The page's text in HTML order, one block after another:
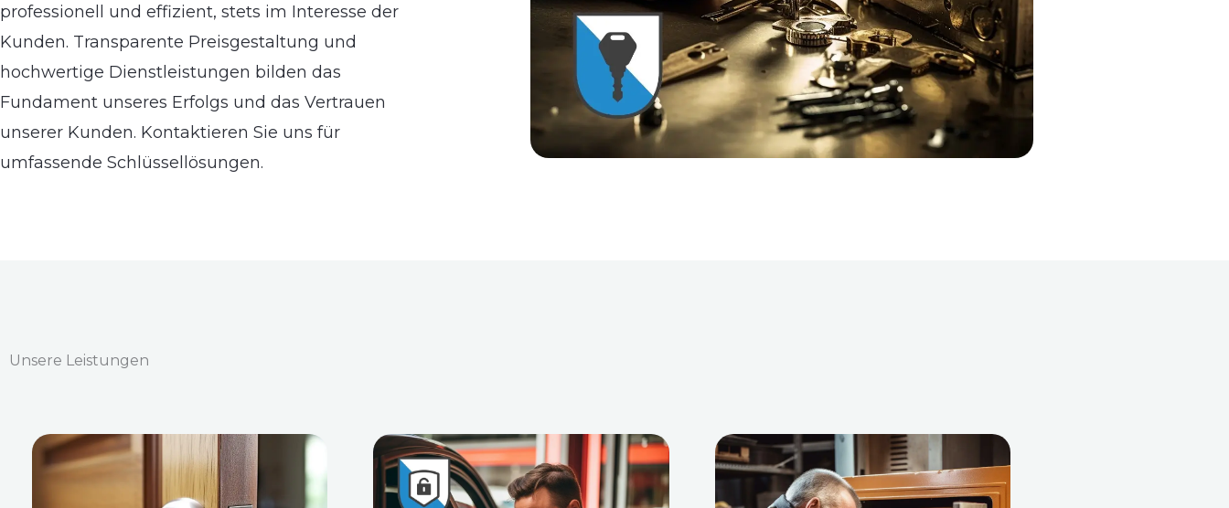
professionell und effizient, stets im Interesse der
Kunden. Transparente Preisgestaltung und
hochwertige Dienstleistungen bilden das
Fundament unseres Erfolgs und das Vertrauen
unserer Kunden. Kontaktieren Sie uns für
umfassende Schlüssellösungen.
Unsere Leistungen